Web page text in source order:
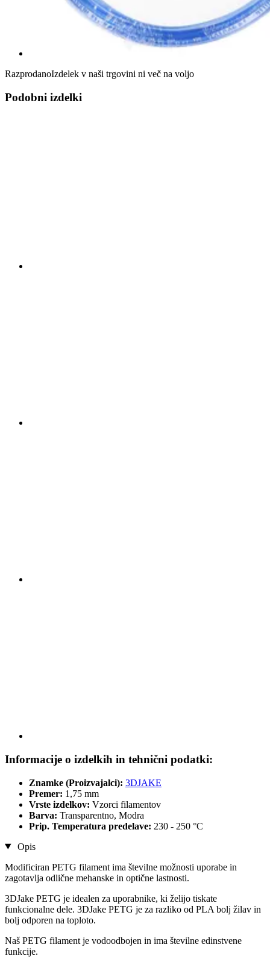
RazprodanoIzdelek v naši trgovini ni več na voljo
Podobni izdelki
Informacije o izdelkih in tehnični podatki:
Znamke (Proizvajalci): 3DJAKE
Premer: 1,75 mm
Vrste izdelkov: Vzorci filamentov
Barva: Transparentno, Modra
Prip. Temperatura predelave: 230 - 250 °C
Opis
Modificiran PETG filament ima številne možnosti uporabe in
zagotavlja odlične mehanske in optične lastnosti.
3DJake PETG je idealen za uporabnike, ki želijo tiskate
funkcionalne dele. 3DJake PETG je za razliko od PLA bolj žilav in
bolj odporen na toploto.
Naš PETG filament je vodoodbojen in ima številne edinstvene
funkcije.